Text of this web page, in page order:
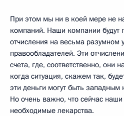
При этом мы ни в коей мере не
компаний. Наши компании будут
отчисления на весьма разумном
правообладателей. Эти
счета, где, соответственно, они
когда ситуация, скажем так,
эти деньги могут быть
Но очень важно, что сейчас
необходимые лекарства.